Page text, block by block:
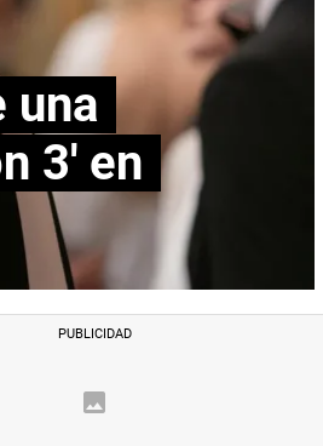
una
3' en